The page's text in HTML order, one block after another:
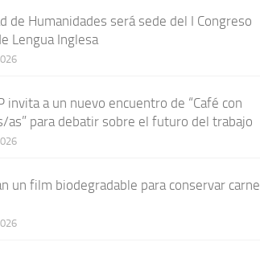
de Humanidades será sede del I Congreso
Lengua Inglesa
invita a un nuevo encuentro de “Café con
as” para debatir sobre el futuro del trabajo
un film biodegradable para conservar carne